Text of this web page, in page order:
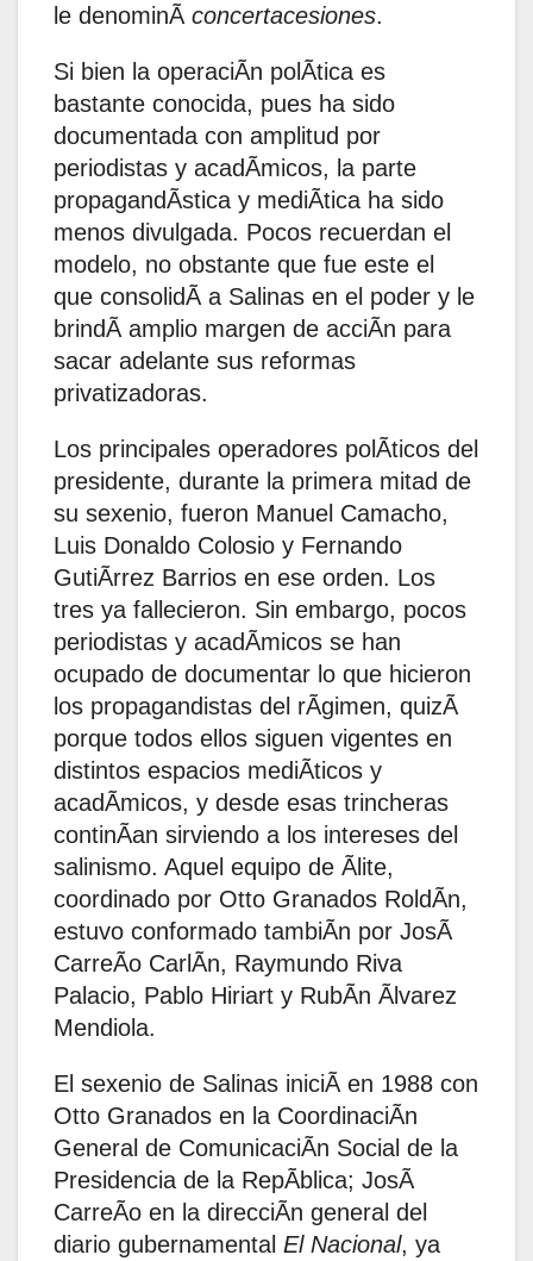
le denominÃ concertacesiones.
Si bien la operaciÃn polÃtica es
bastante conocida, pues ha sido
documentada con amplitud por
periodistas y acadÃmicos, la parte
propagandÃstica y mediÃtica ha sido
menos divulgada. Pocos recuerdan el
modelo, no obstante que fue este el
que consolidÃ a Salinas en el poder y le
brindÃ amplio margen de acciÃn para
sacar adelante sus reformas
privatizadoras.
Los principales operadores polÃticos del
presidente, durante la primera mitad de
su sexenio, fueron Manuel Camacho,
Luis Donaldo Colosio y Fernando
GutiÃrrez Barrios en ese orden. Los
tres ya fallecieron. Sin embargo, pocos
periodistas y acadÃmicos se han
ocupado de documentar lo que hicieron
los propagandistas del rÃgimen, quizÃ
porque todos ellos siguen vigentes en
distintos espacios mediÃticos y
acadÃmicos, y desde esas trincheras
continÃan sirviendo a los intereses del
salinismo. Aquel equipo de Ãlite,
coordinado por Otto Granados RoldÃn,
estuvo conformado tambiÃn por JosÃ
CarreÃo CarlÃn, Raymundo Riva
Palacio, Pablo Hiriart y RubÃn Ãlvarez
Mendiola.
El sexenio de Salinas iniciÃ en 1988 con
Otto Granados en la CoordinaciÃn
General de ComunicaciÃn Social de la
Presidencia de la RepÃblica; JosÃ
CarreÃo en la direcciÃn general del
diario gubernamental El Nacional, ya